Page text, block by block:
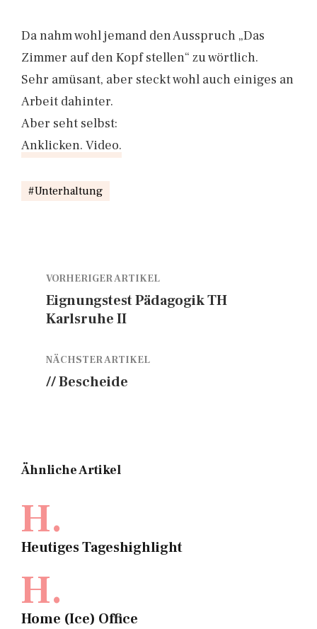
Da nahm wohl jemand den Ausspruch „Das
Zimmer auf den Kopf stellen“ zu wörtlich.
Sehr amüsant, aber steckt wohl auch einiges an
Arbeit dahinter.
Aber seht selbst:
Anklicken. Video.
Unterhaltung
VORHERIGER ARTIKEL
Eignungstest Pädagogik TH
Karlsruhe II
NÄCHSTER ARTIKEL
// Bescheide
Ähnliche Artikel
H.
Heutiges Tageshighlight
H.
Home (Ice) Office